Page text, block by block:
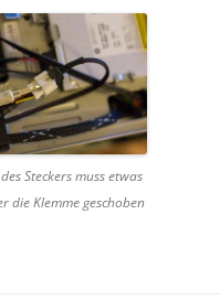
Steckers muss etwas
die Klemme geschoben